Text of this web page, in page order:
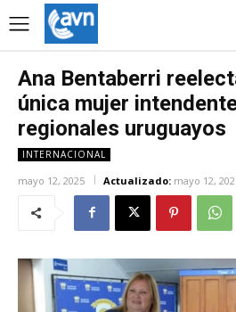
Ana Bentaberri
única mujer
regionales uruguayos
INTERNACIONAL
mayo 12, 2025 Actualizado: mayo 12,